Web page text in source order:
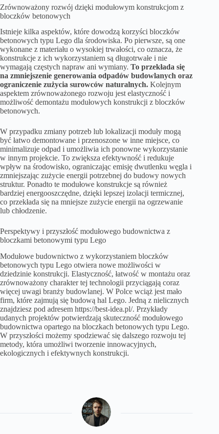
Zrównoważony rozwój dzięki modułowym konstrukcjom z
bloczków betonowych
Istnieje kilka aspektów, które dowodzą korzyści bloczków
betonowych typu Lego dla środowiska. Po pierwsze, są one
wykonane z materiału o wysokiej trwałości, co oznacza, że
konstrukcje z ich wykorzystaniem są długotrwałe i nie
wymagają częstych napraw ani wymiany. To przekłada się
na zmniejszenie generowania odpadów budowlanych oraz
ograniczenie zużycia surowców naturalnych. Kolejnym
aspektem zrównoważonego rozwoju jest elastyczność i
możliwość demontażu modułowych konstrukcji z bloczków
betonowych.
W przypadku zmiany potrzeb lub lokalizacji moduły mogą
być łatwo demontowane i przenoszone w inne miejsce, co
minimalizuje odpad i umożliwia ich ponowne wykorzystanie
w innym projekcie. To zwiększa efektywność i redukuje
wpływ na środowisko, ograniczając emisję dwutlenku węgla i
zmniejszając zużycie energii potrzebnej do budowy nowych
struktur. Ponadto te modułowe konstrukcje są również
bardziej energooszczędne, dzięki lepszej izolacji termicznej,
co przekłada się na mniejsze zużycie energii na ogrzewanie
lub chłodzenie.
Perspektywy i przyszłość modułowego budownictwa z
bloczkami betonowymi typu Lego
Modułowe budownictwo z wykorzystaniem bloczków
betonowych typu Lego otwiera nowe możliwości w
dziedzinie konstrukcji. Elastyczność, łatwość w montażu oraz
zrównoważony charakter tej technologii przyciągają coraz
więcej uwagi branży budowlanej. W Polce wciąż jest mało
firm, które zajmują się budową hal Lego. Jedną z nielicznych
znajdziesz pod adresem https://best-idea.pl/. Przykłady
udanych projektów potwierdzają skuteczność modułowego
budownictwa opartego na bloczkach betonowych typu Lego.
W przyszłości możemy spodziewać się dalszego rozwoju tej
metody, która umożliwi tworzenie innowacyjnych,
ekologicznych i efektywnych konstrukcji.